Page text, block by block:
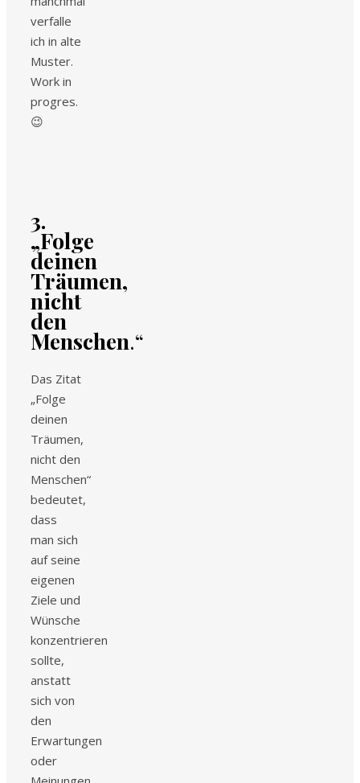
verfalle
ich in alte
Muster.
Work in
progres.
😉
3.
„Folge
deinen
Träumen,
nicht
den
Menschen.“
Das Zitat
„Folge
deinen
Träumen,
nicht den
Menschen“
bedeutet,
dass
man sich
auf seine
eigenen
Ziele und
Wünsche
konzentrieren
sollte,
anstatt
sich von
den
Erwartungen
oder